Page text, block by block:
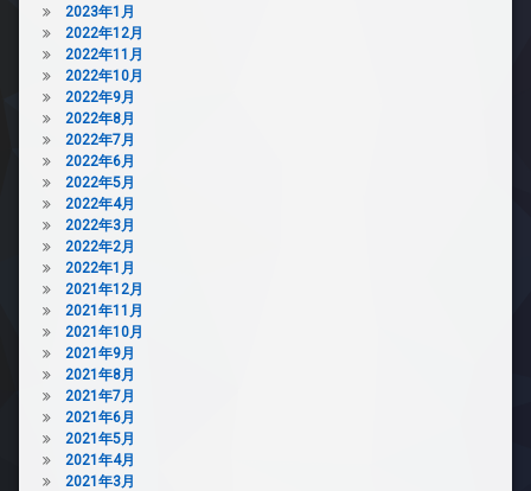
2023年1月
2022年12月
2022年11月
2022年10月
2022年9月
2022年8月
2022年7月
2022年6月
2022年5月
2022年4月
2022年3月
2022年2月
2022年1月
2021年12月
2021年11月
2021年10月
2021年9月
2021年8月
2021年7月
2021年6月
2021年5月
2021年4月
2021年3月